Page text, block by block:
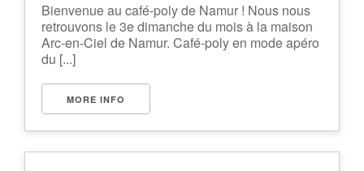
Bienvenue au café-poly de Namur ! Nous nous
retrouvons le 3e dimanche du mois à la maison
Arc-en-Ciel de Namur. Café-poly en mode apéro
du [...]
MORE INFO